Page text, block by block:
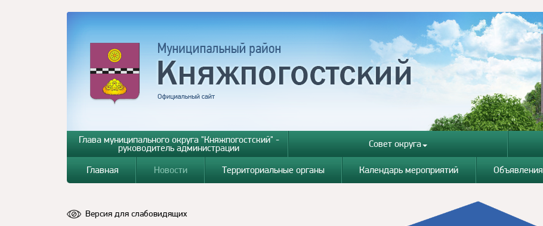
Глава муниципального округа "Княжпогостский" -
руководитель администрации Совет округа
Главная Новости Территориальные органы Календарь мероприятий Объявления
Версия для слабовидящих